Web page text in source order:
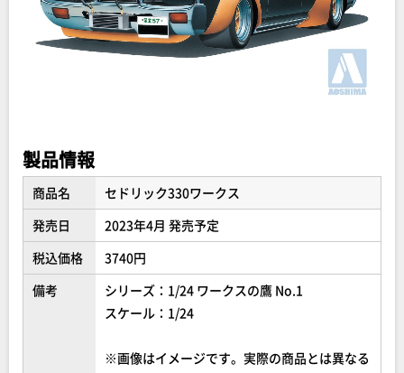
製品情報
商品名
セドリック330ワークス
発売日
2023年4月 発売予定
税込価格
3740円
備考
シリーズ：1/24 ワークスの鷹 No.1
スケール：1/24
※画像はイメージです。実際の商品とは異なる